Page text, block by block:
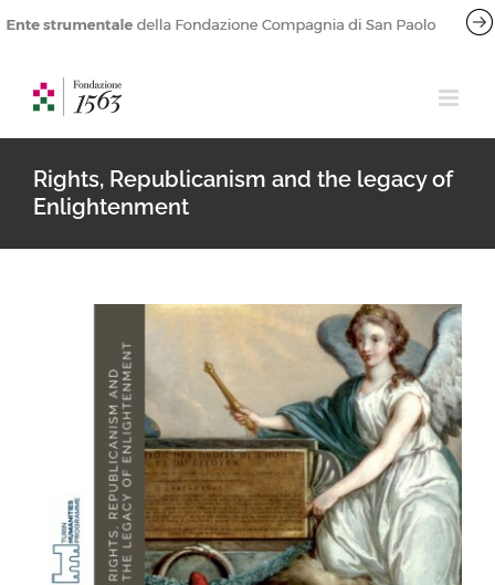
contenuto
Rights, Republicanism and the legacy of
Enlightenment